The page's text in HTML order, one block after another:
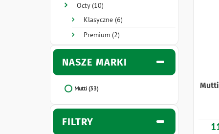
Octy (10)
Klasyczne (6)
Premium (2)
NASZE MARKI
Mutti (33)
FILTRY